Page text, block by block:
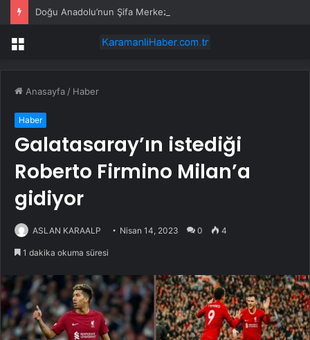
Menü
Anasayfa / Haber
Haber
Galatasaray’ın istediği
Roberto Firmino Milan’a
gidiyor
ASLAN KARAALP Nisan 14, 2023 0 4
1 dakika okuma süresi